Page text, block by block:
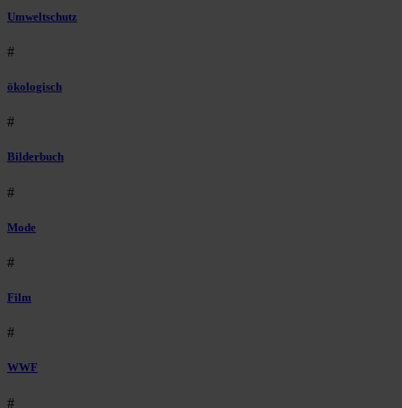
Umweltschutz
#
ökologisch
#
Bilderbuch
#
Mode
#
Film
#
WWF
#